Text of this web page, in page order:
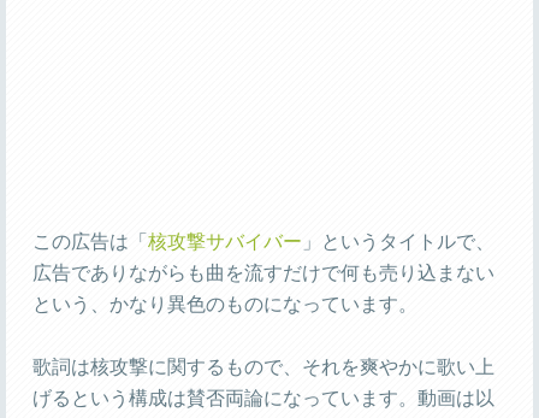
この広告は「 核攻撃サバイバー 」というタイトルで、
広告でありながらも曲を流すだけで何も売り込まない
という、かなり異色のものになっています。
歌詞は核攻撃に関するもので、それを爽やかに歌い上
げるという構成は賛否両論になっています。動画は以